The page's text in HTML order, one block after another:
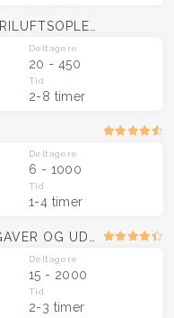
Deltagere
20 - 450
Tid
2-8 timer
Deltagere
6 - 1000
Tid
1-4 timer
Deltagere
15 - 2000
Tid
2-3 timer